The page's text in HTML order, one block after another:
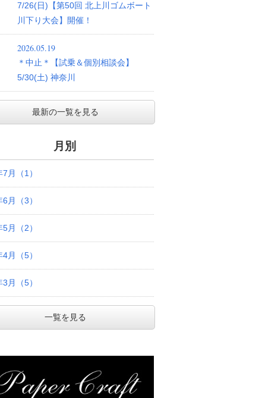
7/26(日)【第50回 北上川ゴムボート
川下り大会】開催！
2026.05.19
＊中止＊【試乗＆個別相談会】
5/30(土) 神奈川
最新の一覧を見る
月別
月（1）
月（3）
月（2）
月（5）
月（5）
一覧を見る